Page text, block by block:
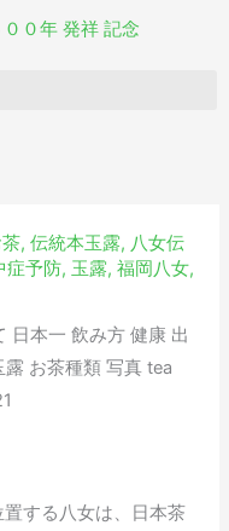
,伝統本玉露, 八女伝
症予防, 玉露,福岡八女,
する八女は、日本茶